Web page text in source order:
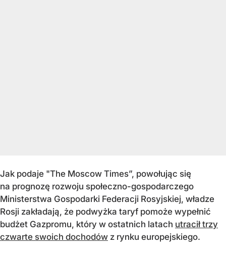
Jak podaje "The Moscow Times”, powołując się
na prognozę rozwoju społeczno-gospodarczego
Ministerstwa Gospodarki Federacji Rosyjskiej, władze
Rosji zakładają, że podwyżka taryf pomoże wypełnić
budżet Gazpromu, który w ostatnich latach utracił trzy
czwarte swoich dochodów z rynku europejskiego.